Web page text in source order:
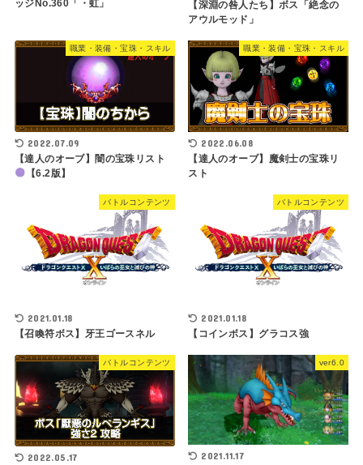
ッジNo.360「・虹」
【深淵の咎人たち】ボス「絶念の
アウルモッド」
職業・装備・宝珠・スキル
2022.07.09
【達人のオーブ】闇の宝珠リスト
【6.2版】
職業・装備・宝珠・スキル
2022.06.08
【達人のオーブ】魔剣士の宝珠リ
スト
バトルコンテンツ
2021.01.18
【召喚符ボス】牙王ゴースネル
バトルコンテンツ
2021.01.18
【コインボス】グラコス強
バトルコンテンツ
2022.05.17
ver6.0
2021.11.17